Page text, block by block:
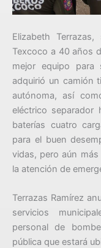
Elizabeth
Texcoco a 40 años
mejor equipo para
adquirió un camión
autónoma, así
eléctrico separador
baterías cuatro
para el buen
vidas, pero aún
la atención de
Terrazas Ramírez
servicios
personal de
pública que estará